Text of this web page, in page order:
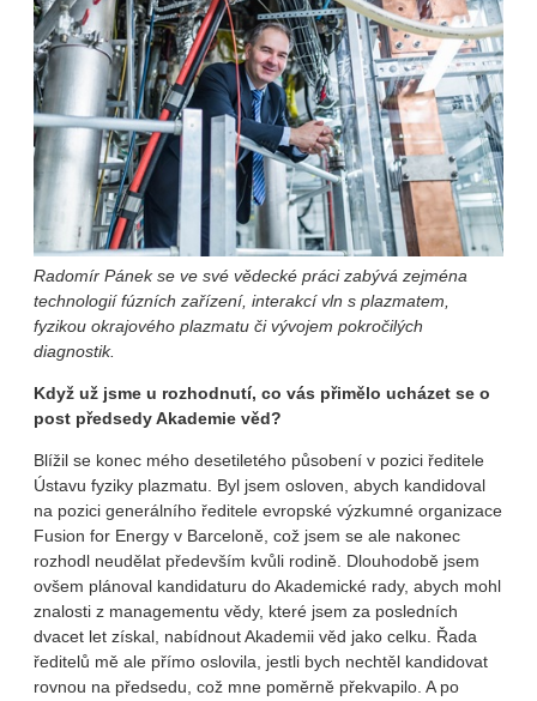
Radomír Pánek se ve své vědecké práci zabývá zejména
technologií fúzních zařízení, interakcí vln s plazmatem,
fyzikou okrajového plazmatu či vývojem pokročilých
diagnostik.
Když už jsme u rozhodnutí, co vás přimělo ucházet se o
post předsedy Akademie věd?
Blížil se konec mého desetiletého působení v pozici ředitele
Ústavu fyziky plazmatu. Byl jsem osloven, abych kandidoval
na pozici generálního ředitele evropské výzkumné organizace
Fusion for Energy v Barceloně, což jsem se ale nakonec
rozhodl neudělat především kvůli rodině. Dlouhodobě jsem
ovšem plánoval kandidaturu do Akademické rady, abych mohl
znalosti z managementu vědy, které jsem za posledních
dvacet let získal, nabídnout Akademii věd jako celku. Řada
ředitelů mě ale přímo oslovila, jestli bych nechtěl kandidovat
rovnou na předsedu, což mne poměrně překvapilo. A po